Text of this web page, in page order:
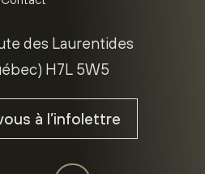
des Laurentides
H7L 5W5
à l’infolettre